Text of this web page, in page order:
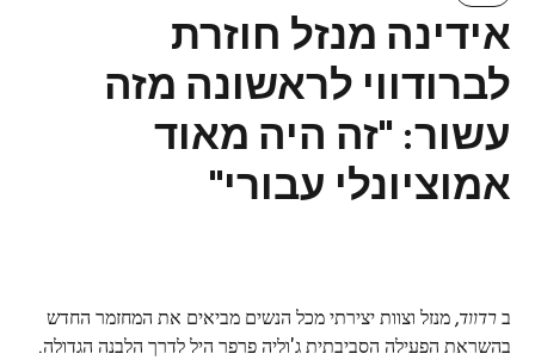
אידינה מנזל חוזרת
לברודווי לראשונה מזה
עשור: "זה היה מאוד
אמוציונלי עבורי"
ברדווד, מנזל וצוות יצירתי מכל הנשים מביאים את המחזמר החדש
בהשראת הפעילה הסביבתית ג'וליה פרפר היל לדרך הלבנה הגדולה.